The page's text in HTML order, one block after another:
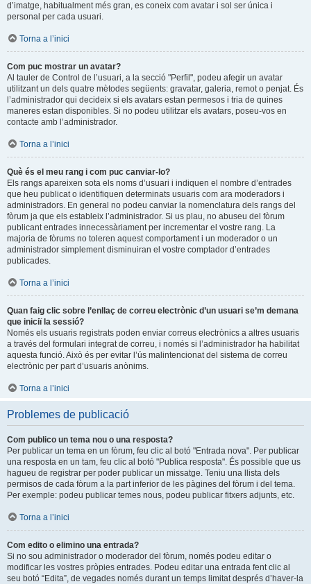
d’imatge, habitualment més gran, es coneix com avatar i sol ser única i
personal per cada usuari.
Torna a l’inici
Com puc mostrar un avatar?
Al tauler de Control de l’usuari, a la secció "Perfil", podeu afegir un avatar
utilitzant un dels quatre mètodes següents: gravatar, galeria, remot o penjat. És
l’administrador qui decideix si els avatars estan permesos i tria de quines
maneres estan disponibles. Si no podeu utilitzar els avatars, poseu-vos en
contacte amb l’administrador.
Torna a l’inici
Què és el meu rang i com puc canviar-lo?
Els rangs apareixen sota els noms d’usuari i indiquen el nombre d’entrades
que heu publicat o identifiquen determinats usuaris com ara moderadors i
administradors. En general no podeu canviar la nomenclatura dels rangs del
fòrum ja que els estableix l’administrador. Si us plau, no abuseu del fòrum
publicant entrades innecessàriament per incrementar el vostre rang. La
majoria de fòrums no toleren aquest comportament i un moderador o un
administrador simplement disminuiran el vostre comptador d’entrades
publicades.
Torna a l’inici
Quan faig clic sobre l’enllaç de correu electrònic d’un usuari se’m demana
que iniciï la sessió?
Només els usuaris registrats poden enviar correus electrònics a altres usuaris
a través del formulari integrat de correu, i només si l’administrador ha habilitat
aquesta funció. Això és per evitar l’ús malintencionat del sistema de correu
electrònic per part d’usuaris anònims.
Torna a l’inici
Problemes de publicació
Com publico un tema nou o una resposta?
Per publicar un tema en un fòrum, feu clic al botó "Entrada nova". Per publicar
una resposta en un tam, feu clic al botó "Publica resposta". És possible que us
hagueu de registrar per poder publicar un missatge. Teniu una llista dels
permisos de cada fòrum a la part inferior de les pàgines del fòrum i del tema.
Per exemple: podeu publicar temes nous, podeu publicar fitxers adjunts, etc.
Torna a l’inici
Com edito o elimino una entrada?
Si no sou administrador o moderador del fòrum, només podeu editar o
modificar les vostres pròpies entrades. Podeu editar una entrada fent clic al
seu botó “Edita”, de vegades només durant un temps limitat després d’haver-la